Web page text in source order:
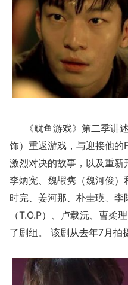
《鱿鱼游戏》第二季讲
饰）重返游戏，与迎接他
激烈对决的故事，以及重新
李炳宪、魏嘏隽（魏河俊
时完、姜河那、朴圭瑛、
（T.O.P）、卢载沅、曺柔
了剧组。 该剧从去年7月拍